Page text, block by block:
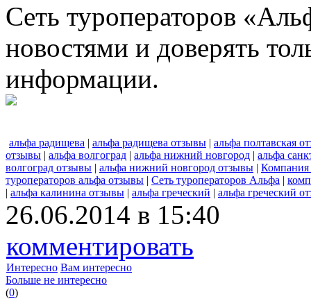
Сеть туроператоров
новостями и доверять
информации.
альфа радищева | альфа радищева отзывы | альфа полтавская
отзывы | альфа волгоград | альфа нижний новгород | альфа
волгоград отзывы | альфа нижний новгород отзывы |
туроператоров альфа отзывы | Сеть туроператоров Альфа |
| альфа калинина отзывы | альфа греческий | альфа греческий
26.06.2014 в 15:40
комментировать
Интересно Вам интересно
Больше не интересно
(0)